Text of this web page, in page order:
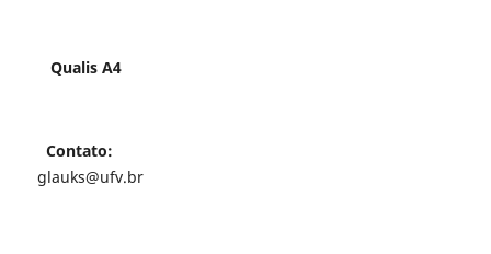
Qualis A4
Contato:
glauks@ufv.br